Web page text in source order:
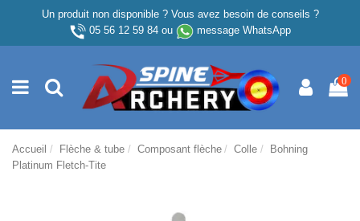
Un produit non disponible ? Vous avez besoin de conseils ?
05 56 12 59 84ou message WhatsApp
0
Accueil Flèche & tube Composant flèche Colle
Bohning
Platinum Fletch-Tite